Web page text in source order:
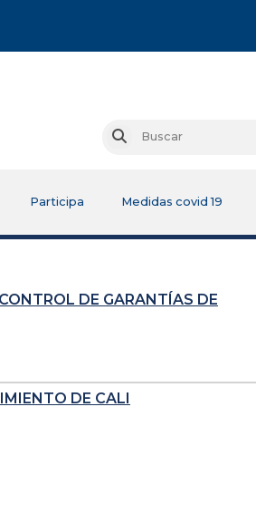
Buscar
Participa Medidas covid 19
DE GARANTÍAS DE
DE CALI